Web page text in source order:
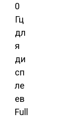
0
Гц
дл
я
ди
сп
ле
ев
Full